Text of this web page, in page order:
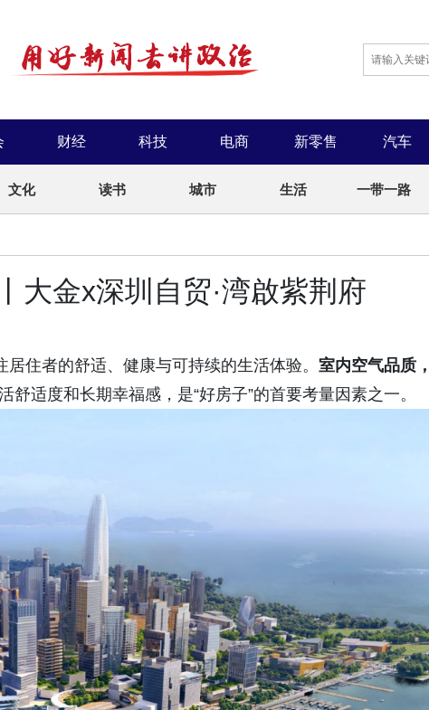
财经 科技 电商 新零售 汽车
文化 读书 城市 生活 一带一路
大金x深圳自贸·湾啟紫荆府
住者的舒适、健康与可持续的生活体验。 室内空气品质，
适度和长期幸福感，是“好房子”的首要考量因素之一。